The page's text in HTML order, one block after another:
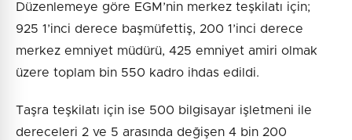
Düzenlemeye göre EGM’nin merkez teşkilatı için;
925 1’inci derece başmüfettiş, 200 1’inci derece
merkez emniyet müdürü, 425 emniyet amiri olmak
üzere toplam bin 550 kadro ihdas edildi.
Taşra teşkilatı için ise 500 bilgisayar işletmeni ile
dereceleri 2 ve 5 arasında değişen 4 bin 200